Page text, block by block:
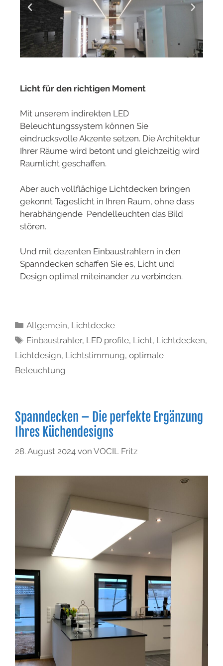
Licht für den richtigen Moment
Mit unserem indirekten LED
Beleuchtungssystem können Sie
eindrucksvolle Akzente setzen. Die Architektur
Ihrer Räume wird betont und gleichzeitig wird
Raumlicht geschaffen.
Aber auch vollflächige Lichtdecken bringen
gekonnt Tageslicht in Ihren Raum, ohne dass
herabhängende Pendelleuchten das Bild
stören.
Und mit dezenten Einbaustrahlern in den
Spanndecken schaffen Sie es, Licht und
Design optimal miteinander zu verbinden.
Allgemein, Lichtdecke
Einbaustrahler, LED profile, Licht, Lichtdecken,
Lichtdesign, Lichtstimmung, optimale
Beleuchtung
Spanndecken – Die perfekte Ergänzung
Ihres Küchendesigns
28. August 2024 von VOCIL Fritz